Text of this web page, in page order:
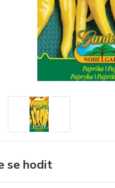
se hodit